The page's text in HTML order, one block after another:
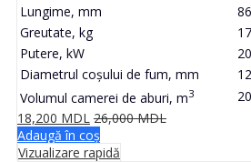
Lungime, mm
Greutate, kg
Putere, kW
Diametrul coșului de fum, mm
Volumul camerei de aburi, m3
18,200 MDL 26,000MDL
Adaugă în coș
Vizualizare rapidă